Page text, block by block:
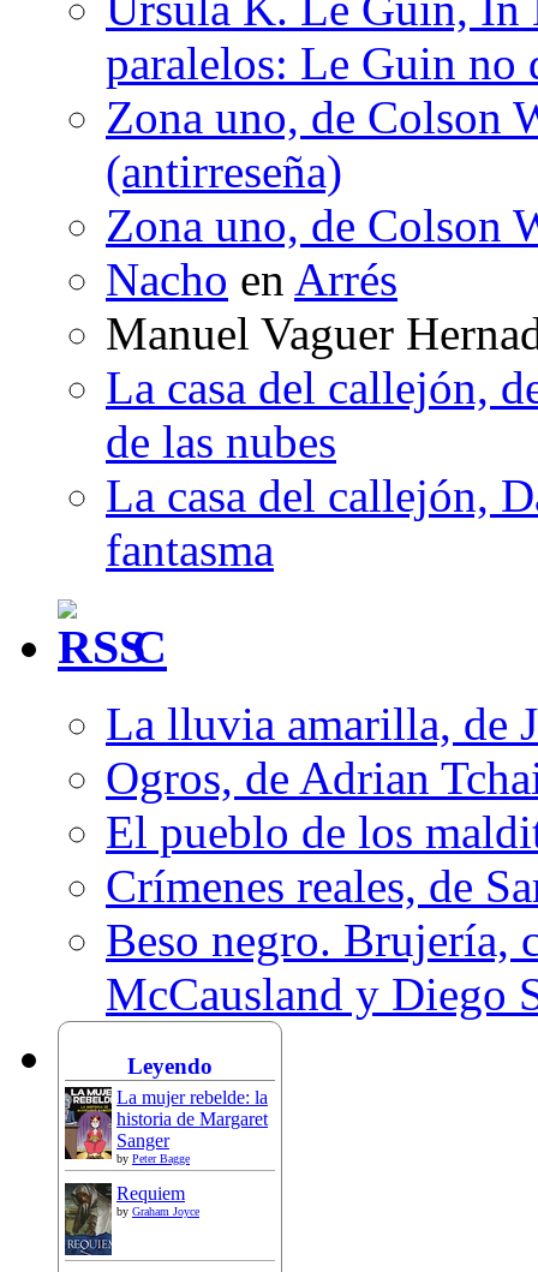
paralelos: Le Guin no
Zona uno, de Colson
(antirreseña)
Zona uno, de Colson
Nacho en Arrés
Manuel Vaguer
La casa del callejón,
de las nubes
La casa del callejón,
fantasma
C
La lluvia amarilla, de
Ogros, de Adrian
El pueblo de los
Crímenes reales, de
Beso negro. Brujería,
McCausland y Diego
Leyendo
La mujer rebelde: la
historia de Margaret
Sanger
by Peter Bagge
Requiem
by Graham Joyce